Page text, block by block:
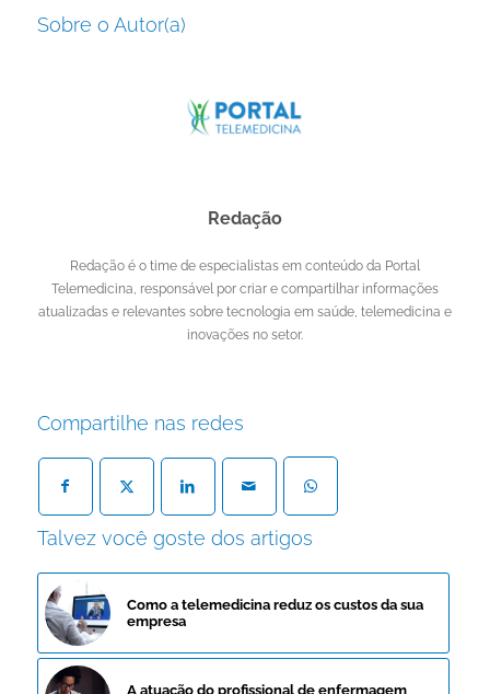
Sobre o Autor(a)
Redação
Redação é o time de especialistas em conteúdo da Portal
Telemedicina, responsável por criar e compartilhar informações
atualizadas e relevantes sobre tecnologia em saúde, telemedicina e
inovações no setor.
Compartilhe nas redes
Talvez você goste dos artigos
Como a telemedicina reduz os custos da sua
empresa
A atuação do profissional de enfermagem